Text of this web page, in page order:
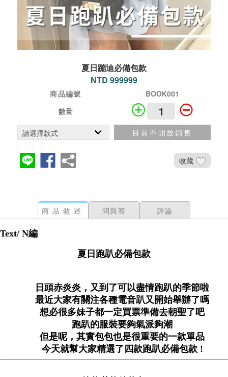
夏日蹦迪必備包款
NTD 999999
商品編號
BOOK001
數量
目前不開放銷售
收藏
商品敘述 問與答 評論